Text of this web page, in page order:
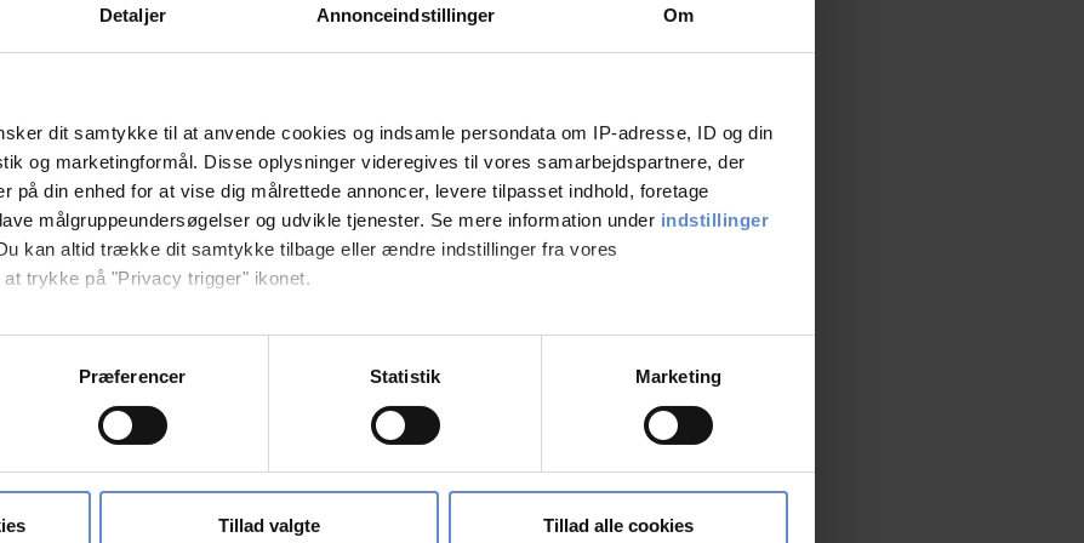
Detaljer Annonceindstillinger Om
dit samtykke til at anvende cookies og indsamle persondata om IP-adresse, ID og din
og marketingformål. Disse oplysninger videregives til vores samarbejdspartnere, der
på din enhed for at vise dig målrettede annoncer, levere tilpasset indhold, foretage
målgruppeundersøgelser og udvikle tjenester. Se mere information under indstillinger
kan altid trække dit samtykke tilbage eller ændre indstillinger fra vores
trykke på "Privacy trigger" ikonet.
gerne:
om din placering, der kan være nøjagtig inden for få meter
vores indhold og annoncer, til at vise dig funktioner til sociale medier og til at analysere
om din brug af vores hjemmeside med vores partnere inden for sociale medier,
Præferencer Statistik Marketing
Tillad valgte Tillad alle cookies